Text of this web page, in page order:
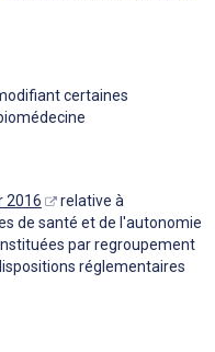
certaines
2016
relative à
de santé et de l'autonomie
par regroupement
réglementaires